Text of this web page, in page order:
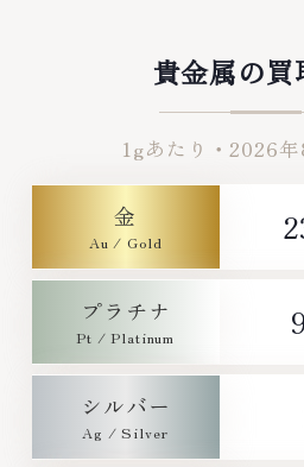
貴金属の買
1gあたり・ 2026
金
プラチナ
シルバー